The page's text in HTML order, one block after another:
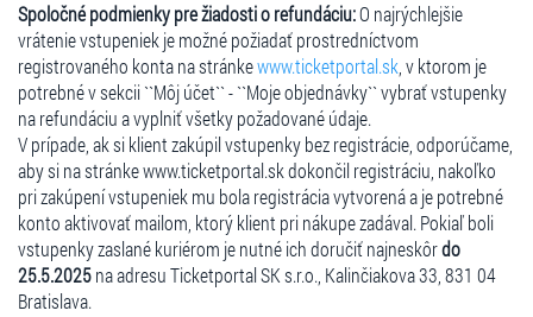
Spoločné podmienky pre žiadosti o refundáciu:O najrýchlejšie
vrátenie vstupeniek je možné požiadať prostredníctvom
registrovaného konta na stránkewww.ticketportal.sk, v ktorom je
potrebné v sekcii ``Môj účet`` - ``Moje objednávky`` vybrať vstupenky
na refundáciu a vyplniť všetky požadované údaje.
V prípade, ak si klient zakúpil vstupenky bez registrácie, odporúčame,
aby si na stránke www.ticketportal.sk dokončil registráciu, nakoľko
pri zakúpení vstupeniek mu bola registrácia vytvorená a je potrebné
konto aktivovať mailom, ktorý klient pri nákupe zadával. Pokiaľ boli
vstupenky zaslané kuriérom je nutné ich doručiť najneskôrdo
25.5.2025na adresu Ticketportal SK s.r.o., Kalinčiakova 33, 831 04
Bratislava.